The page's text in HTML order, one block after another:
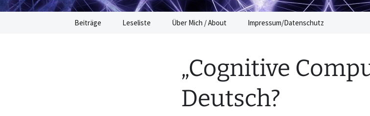
Beiträge Leseliste Über Mich / About Impressum/Datenschutz
„Cognitive
Deutsch?